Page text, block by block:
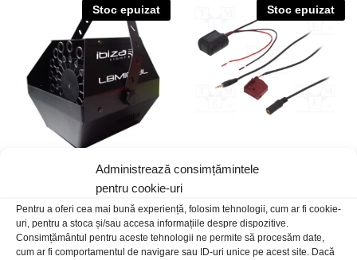
Administrează consimțămintele
pentru cookie-uri
Pentru a oferi cea mai bună experiență, folosim tehnologii, cum ar fi cookie-
uri, pentru a stoca și/sau accesa informațiile despre dispozitive.
Consimțământul pentru aceste tehnologii ne permite să procesăm date,
cum ar fi comportamentul de navigare sau ID-uri unice pe acest site. Dacă
Stoc epuizat
Masina bule 25W neagra
Stoc epuizat
Adapt BT Audi/Seat/VW MFD2
Stoc epuizat